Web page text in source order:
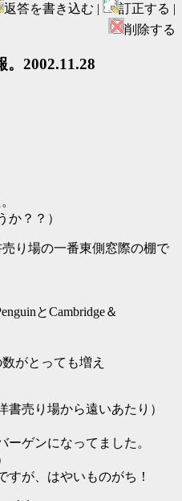
返答を書き込む |
訂正する |
削除する
。2002.11.28
か？？）
り場の一番東側窓際の棚で
とCambridge＆
数がとっても増え
書売り場から遠いあたり）
ーゲンになってました。
すが、はやいものがち！